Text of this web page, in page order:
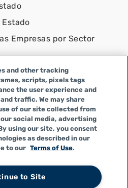
Empresas por Sector
Inc. opera como Infinity
en CA y es una empresa de
licencia en CA 0F04179.
Inc. realiza negocios como
Agency en algunos otros
and other tracking
scripts, pixels tags
the user experience and
traffic. We may share
of our site collected from
social media, advertising
using our site, you consent
as described in our
to our Terms of Use.
to Site